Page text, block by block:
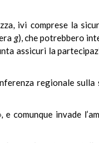
ivi comprese la
g), che potrebbero
assicuri la
regionale sulla
comunque invade